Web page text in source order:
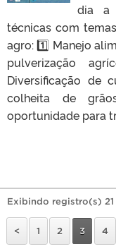
dia a
técnicas com
agro: 1️⃣ Manejo
pulverização
Diversificação de
colheita de
oportunidade para
Exibindo registro(s)
< 1 2 3 4